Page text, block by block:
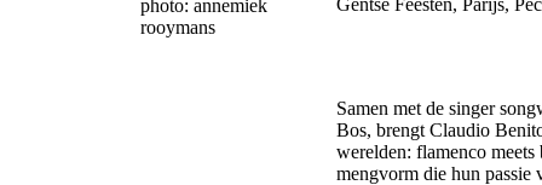
Gentse Feesten, Parijs,
Samen met de singer
Bos, brengt Claudio
werelden: flamenco meets
mengvorm die hun passie
photo: annemiek
rooymans